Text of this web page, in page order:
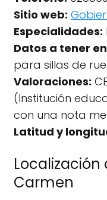
Sitio web:
Especialidades:
Datos a tener
para sillas de
Valoraciones:
(Institución
con una nota
Latitud y
Localización
Carmen